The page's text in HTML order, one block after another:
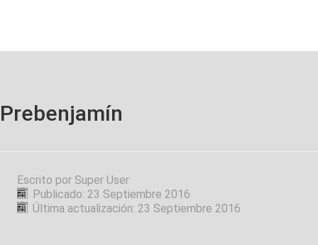
Prebenjamín
Escrito por Super User
Publicado: 23 Septiembre 2016
Última actualización: 23 Septiembre 2016